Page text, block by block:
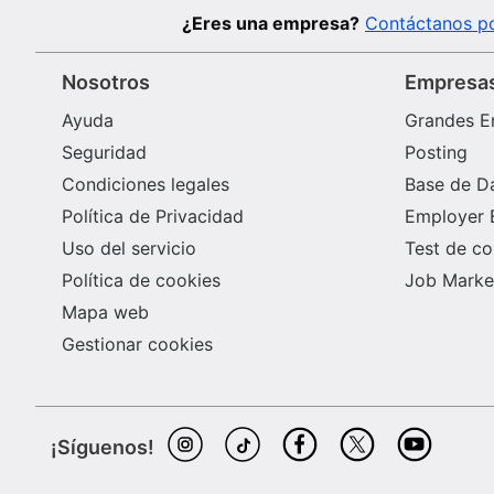
¿Eres una empresa? Contáctanos
Nosotros
Ayuda
Seguridad
Condiciones legales
Política de Privacidad
Uso del servicio
Política de cookies
Mapa web
Gestionar cookies
Grandes
Posting
Base de
Employer
Test de
Job
¡Síguenos!